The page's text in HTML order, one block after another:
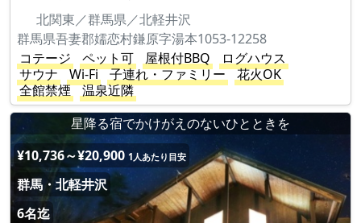
北関東／群馬県／北軽井沢
群馬県吾妻郡嬬恋村鎌原字湯本1053-12258
コテージ
ペット可 屋根付BBQ
ログハウス
サウナ
Wi-Fi 子連れ・ファミリー
花火OK
全館禁煙
温泉近隣
星降る宿でかけがえのないひとときを
¥10,736～¥20,900 1人あたり目安
群馬・北軽井沢
6名迄